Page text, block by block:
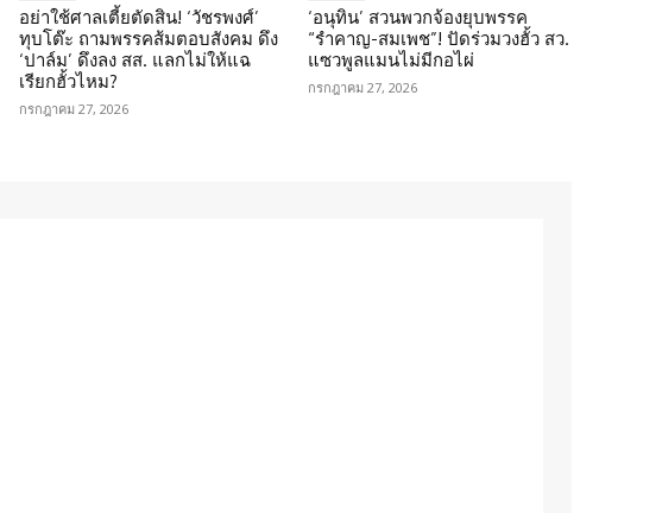
อย่าใช้ศาลเตี้ยตัดสิน! ‘วัชรพงศ์’
ทุบโต๊ะ ถามพรรคส้มตอบสังคม ดึง
‘ปาล์ม’ ดึงลง สส. แลกไม่ให้แฉ
เรียกฮั้วไหม?
กรกฎาคม 27, 2026
‘อนุทิน’ สวนพวกจ้องยุบพรรค
“รำคาญ-สมเพช”! ปัดร่วมวงฮั้ว สว.
แซวพูลแมนไม่มีกอไผ่
กรกฎาคม 27, 2026